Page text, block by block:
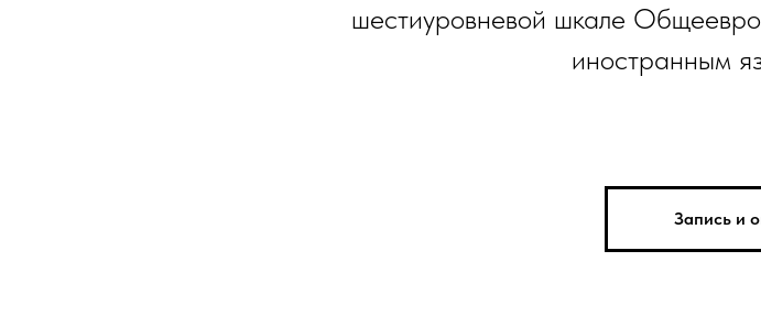
шестиуровневой шкале
иностранным
Запись и